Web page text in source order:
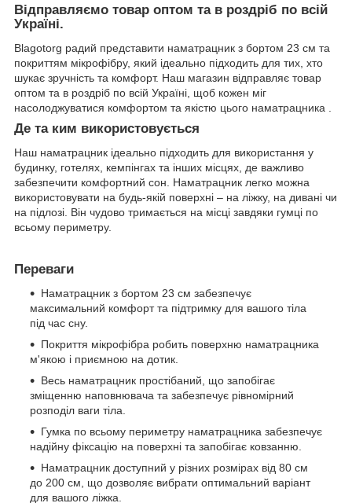
Відправляємо товар оптом та в роздріб по всій
Україні.
Blagotorg радий представити наматрацник з бортом 23 см та
покриттям мікрофібру, який ідеально підходить для тих, хто
шукає зручність та комфорт. Наш магазин відправляє товар
оптом та в роздріб по всій Україні, щоб кожен міг
насолоджуватися комфортом та якістю цього наматрацника .
Де та ким використовується
Наш наматрацник ідеально підходить для використання у
будинку, готелях, кемпінгах та інших місцях, де важливо
забезпечити комфортний сон. Наматрацник легко можна
використовувати на будь-якій поверхні – на ліжку, на дивані чи
на підлозі. Він чудово тримається на місці завдяки гумці по
всьому периметру.
Переваги
Наматрацник з бортом 23 см забезпечує
максимальний комфорт та підтримку для вашого тіла
під час сну.
Покриття мікрофібра робить поверхню наматрацника
м'якою і приємною на дотик.
Весь наматрацник простібаний, що запобігає
зміщенню наповнювача та забезпечує рівномірний
розподіл ваги тіла.
Гумка по всьому периметру наматрацника забезпечує
надійну фіксацію на поверхні та запобігає ковзанню.
Наматрацник доступний у різних розмірах від 80 см
до 200 см, що дозволяє вибрати оптимальний варіант
для вашого ліжка.